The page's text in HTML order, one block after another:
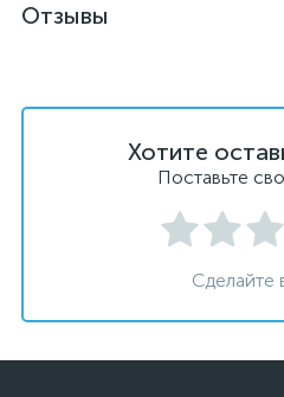
Отзывы
Хотите
Поставьте
Сделайте